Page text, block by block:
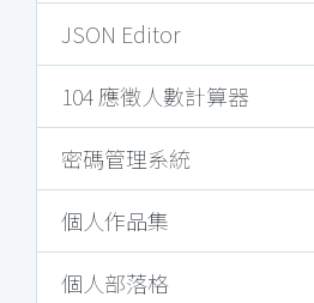
JSON Editor
104 應徵人數計算器
密碼管理系統
個人作品集
個人部落格